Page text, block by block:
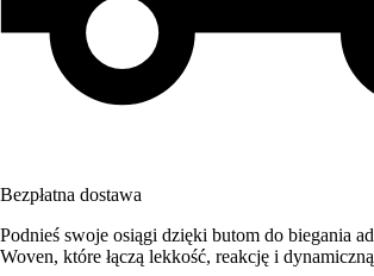
Bezpłatna dostawa
Podnieś swoje osiągi dzięki butom do biegania
Woven, które łączą lekkość, reakcję i